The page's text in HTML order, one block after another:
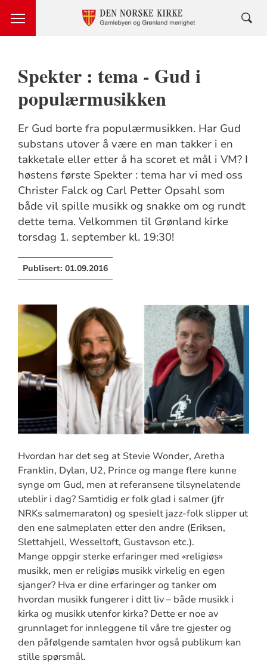
Spekter : tema - Gud i
populærmusikken
Er Gud borte fra populærmusikken. Har Gud
substans utover å være en man takker i en
takketale eller etter å ha scoret et mål i VM? I
høstens første Spekter : tema har vi med oss
Christer Falck og Carl Petter Opsahl som
både vil spille musikk og snakke om og rundt
dette tema. Velkommen til Grønland kirke
torsdag 1. september kl. 19:30!
Publisert: 01.09.2016
Hvordan har det seg at Stevie Wonder, Aretha
Franklin, Dylan, U2, Prince og mange flere kunne
synge om Gud, men at referansene tilsynelatende
uteblir i dag? Samtidig er folk glad i salmer (jfr
NRKs salmemaraton) og spesielt jazz-folk slipper ut
den ene salmeplaten etter den andre (Eriksen,
Slettahjell, Wesseltoft, Gustavson etc.).
Mange oppgir sterke erfaringer med «religiøs»
musikk, men er religiøs musikk virkelig en egen
sjanger? Hva er dine erfaringer og tanker om
hvordan musikk fungerer i ditt liv – både musikk i
kirka og musikk utenfor kirka? Dette er noe av
grunnlaget for innleggene til våre tre gjester og
den påfølgende samtalen hvor også publikum kan
stille spørsmål.